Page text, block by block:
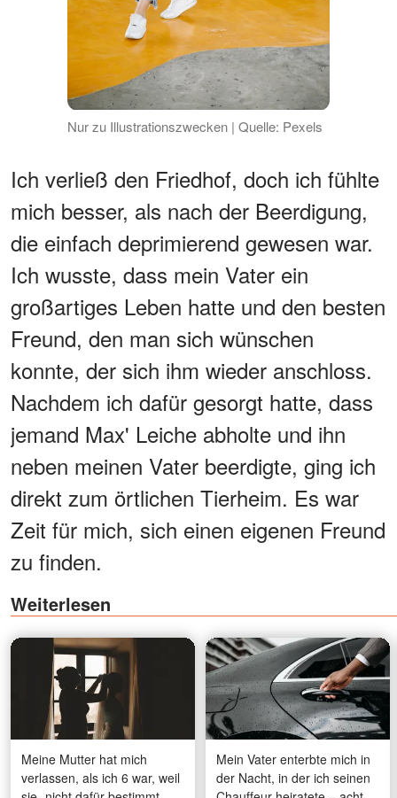
Nur zu Illustrationszwecken | Quelle: Pexels
Ich verließ den Friedhof, doch ich fühlte
mich besser, als nach der Beerdigung,
die einfach deprimierend gewesen war.
Ich wusste, dass mein Vater ein
großartiges Leben hatte und den besten
Freund, den man sich wünschen
konnte, der sich ihm wieder anschloss.
Nachdem ich dafür gesorgt hatte, dass
jemand Max' Leiche abholte und ihn
neben meinen Vater beerdigte, ging ich
direkt zum örtlichen Tierheim. Es war
Zeit für mich, sich einen eigenen Freund
zu finden.
Weiterlesen
Meine Mutter hat mich
verlassen, als ich 6 war, weil
Mein Vater enterbte mich in
der Nacht, in der ich seinen